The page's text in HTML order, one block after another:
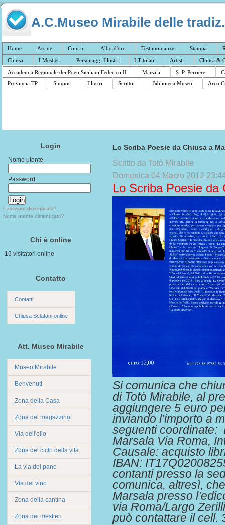
A.C.Museo Mirabile delle
Home Ass.ne Com.ni Albo d'oro Testimonianze Stampa
Chiusa
I Mestieri Personaggi Illustri I Titolati Artisti
Chiusa &
Accademia Regionale dei Poeti Siciliani Federico II
Marsala S. P. Perriere
Provincia TP
Simposi Illustri Scrittori Biblioteca Museo Arco
Login
Nome utente
Password
Password dimenticata?
Nome utente dimenticato?
Chi è online
19 visitatori online
Contatto
Contatti
Chiusa Sclafani online
Att. Museo Mirabile
Museo Mirabile
Benvenuti
Zona della Casa
Zona del magazzino
Via dell'olio
Zona del ciclo della vita
La via del pane
Via del vino
Zona della cantina
Zona dei mestieri
Lo Scriba Poesie da Chiusa a
Scritto da Totò Mirabile
Domenica 04 Marzo 2012
Lo Scriba Poesie da
Si comunica che
di Totò Mirabile, al
aggiungere 5 euro
inviando l’importo a
seguenti coordinate:
Marsala Via Roma,
Causale: acquisto
IBAN:
contanti presso la
comunica, altresì,
Marsala presso
via Roma/Largo
può contattare il cell.